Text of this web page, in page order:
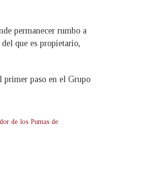
permanecer rumbo a
que es propietario,
primer paso en el Grupo
de los Pumas de